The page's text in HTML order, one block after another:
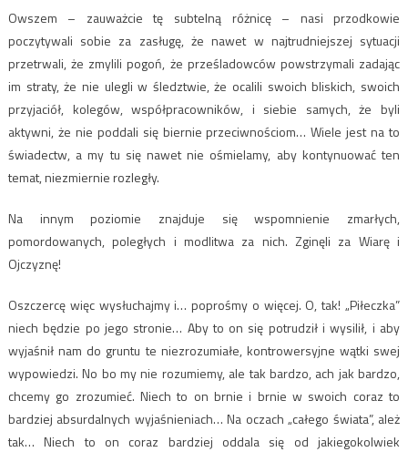
Owszem – zauważcie tę subtelną różnicę – nasi przodkowie
poczytywali sobie za zasługę, że nawet w najtrudniejszej sytuacji
przetrwali, że zmylili pogoń, że prześladowców powstrzymali zadając
im straty, że nie ulegli w śledztwie, że ocalili swoich bliskich, swoich
przyjaciół, kolegów, współpracowników, i siebie samych, że byli
aktywni, że nie poddali się biernie przeciwnościom… Wiele jest na to
świadectw, a my tu się nawet nie ośmielamy, aby kontynuować ten
temat, niezmiernie rozległy.
Na innym poziomie znajduje się wspomnienie zmarłych,
pomordowanych, poległych i modlitwa za nich. Zginęli za Wiarę i
Ojczyznę!
Oszczercę więc wysłuchajmy i… poprośmy o więcej. O, tak! „Piłeczka”
niech będzie po jego stronie… Aby to on się potrudził i wysilił, i aby
wyjaśnił nam do gruntu te niezrozumiałe, kontrowersyjne wątki swej
wypowiedzi. No bo my nie rozumiemy, ale tak bardzo, ach jak bardzo,
chcemy go zrozumieć. Niech to on brnie i brnie w swoich coraz to
bardziej absurdalnych wyjaśnieniach… Na oczach „całego świata”, ależ
tak… Niech to on coraz bardziej oddala się od jakiegokolwiek